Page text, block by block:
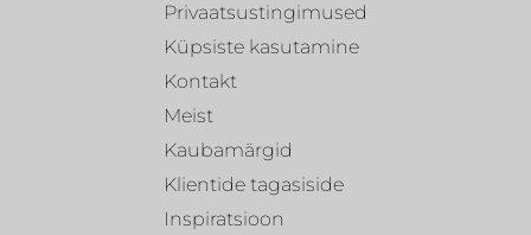
Privaatsustingimused
Küpsiste kasutamine
Kontakt
Meist
Kaubamärgid
Klientide tagasiside
Inspiratsioon